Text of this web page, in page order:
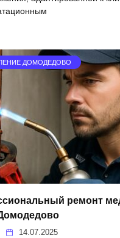
ДОМОДЕДОВО
ремонт
14.07.2025